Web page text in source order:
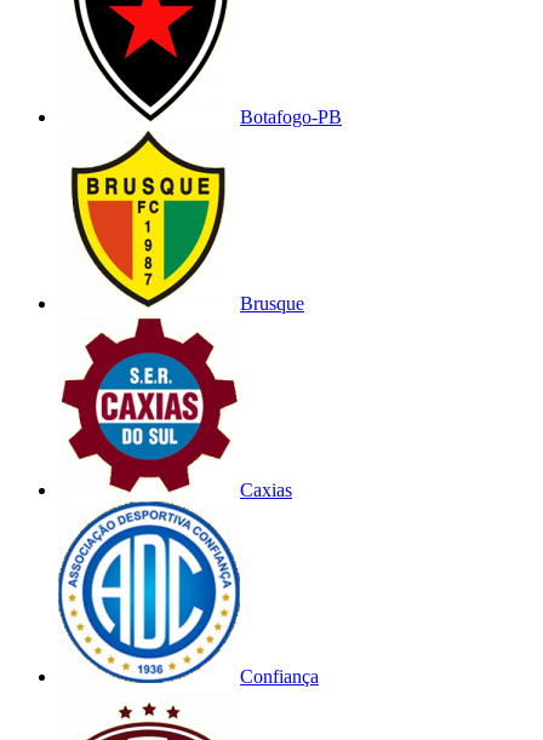
Botafogo-PB
Brusque
Caxias
Confiança